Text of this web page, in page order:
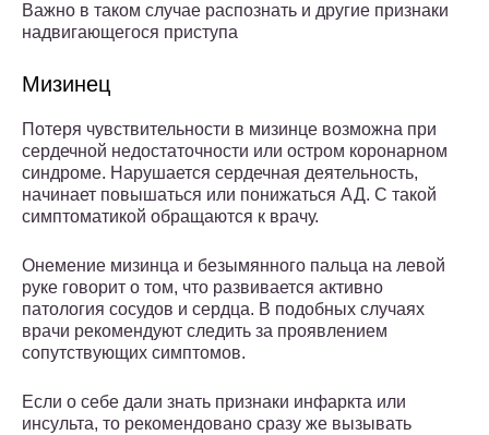
Важно в таком случае распознать и другие признаки
надвигающегося приступа
Мизинец
Потеря чувствительности в мизинце возможна при
сердечной недостаточности или остром коронарном
синдроме. Нарушается сердечная деятельность,
начинает повышаться или понижаться АД. С такой
симптоматикой обращаются к врачу.
Онемение мизинца и безымянного пальца на левой
руке говорит о том, что развивается активно
патология сосудов и сердца. В подобных случаях
врачи рекомендуют следить за проявлением
сопутствующих симптомов.
Если о себе дали знать признаки инфаркта или
инсульта, то рекомендовано сразу же вызывать